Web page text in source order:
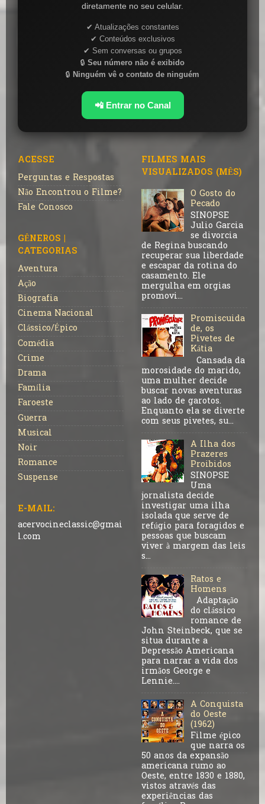
diretamente no seu celular.
✔ Atualizações constantes
✔ Conteúdos exclusivos
✔ Sem conversas ou grupos
🔒 Seu número não é exibido
🔒 Ninguém vê o contato de ninguém
📲 Entrar no Canal
ACESSE
Perguntas e Respostas
Não Encontrou o Filme?
Fale Conosco
GÊNEROS |
CATEGORIAS
Aventura
Ação
Biografia
Cinema Nacional
Clássico/Épico
Comédia
Crime
Drama
Família
Faroeste
Guerra
Musical
Noir
Romance
Suspense
E-MAIL:
acervocineclassic@gmai
l.com
FILMES MAIS
VISUALIZADOS (MÊS)
O Gosto do
Pecado
SINOPSE
Julio Garcia
se divorcia
de Regina buscando
recuperar sua liberdade
e escapar da rotina do
casamento. Ele
mergulha em orgias
promovi...
Promiscuida
de, os
Pivetes de
Kátia
Cansada da
morosidade do marido,
uma mulher decide
buscar novas aventuras
ao lado de garotos.
Enquanto ela se diverte
com seus pivetes, su...
A Ilha dos
Prazeres
Proibidos
SINOPSE
Uma
jornalista decide
investigar uma ilha
isolada que serve de
refúgio para foragidos e
pessoas que buscam
viver à margem das leis
s...
Ratos e
Homens
Adaptação
do clássico
romance de
John Steinbeck, que se
situa durante a
Depressão Americana
para narrar a vida dos
irmãos George e
Lennie....
A Conquista
do Oeste
(1962)
Filme épico
que narra os
50 anos da expansão
americana rumo ao
Oeste, entre 1830 e 1880,
vistos através das
experiências das